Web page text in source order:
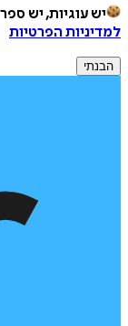
יש עוגיות, יש
למדיניות הפרטיות
הבנתי